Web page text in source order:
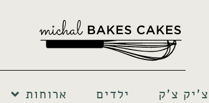
צ'יק צ'ק ילדים ארוחות